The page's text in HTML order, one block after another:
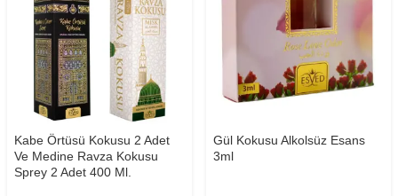
Kabe Örtüsü Kokusu 2 Adet
Ve Medine Ravza Kokusu
Sprey 2 Adet 400 Ml.
Gül Kokusu Alkolsüz Esans
3ml